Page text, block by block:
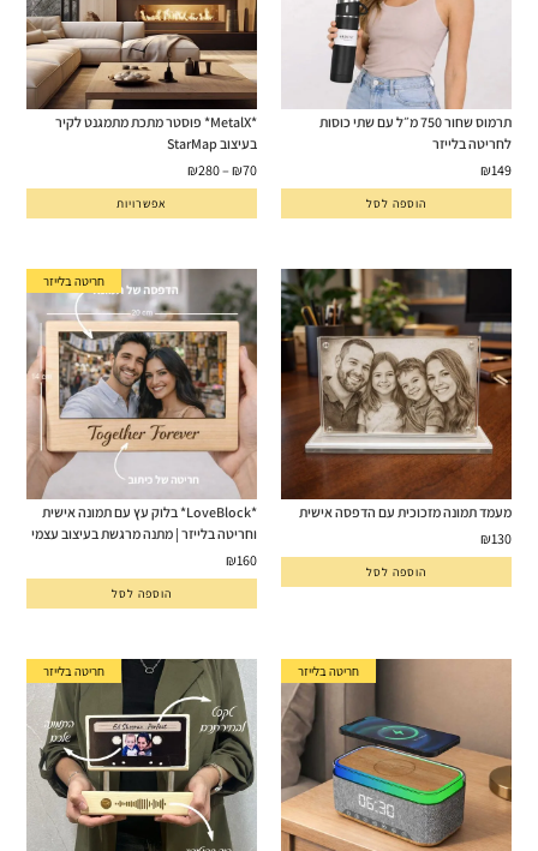
תרמוס שחור 750 מ״ל עם שתי כוסות
לחריטה בלייזר
₪149
הוספה לסל
*MetalX* פוסטר מתכת מתמגנט לקיר
בעיצוב StarMap
₪70
–
₪280
אפשרויות
מעמד תמונה מזכוכית עם הדפסה אישית
₪130
הוספה לסל
חריטה בלייזר
*LoveBlock* בלוק עץ עם תמונה אישית
וחריטה בלייזר | מתנה מרגשת בעיצוב עצמי
₪160
הוספה לסל
חריטה בלייזר חריטה בלייזר